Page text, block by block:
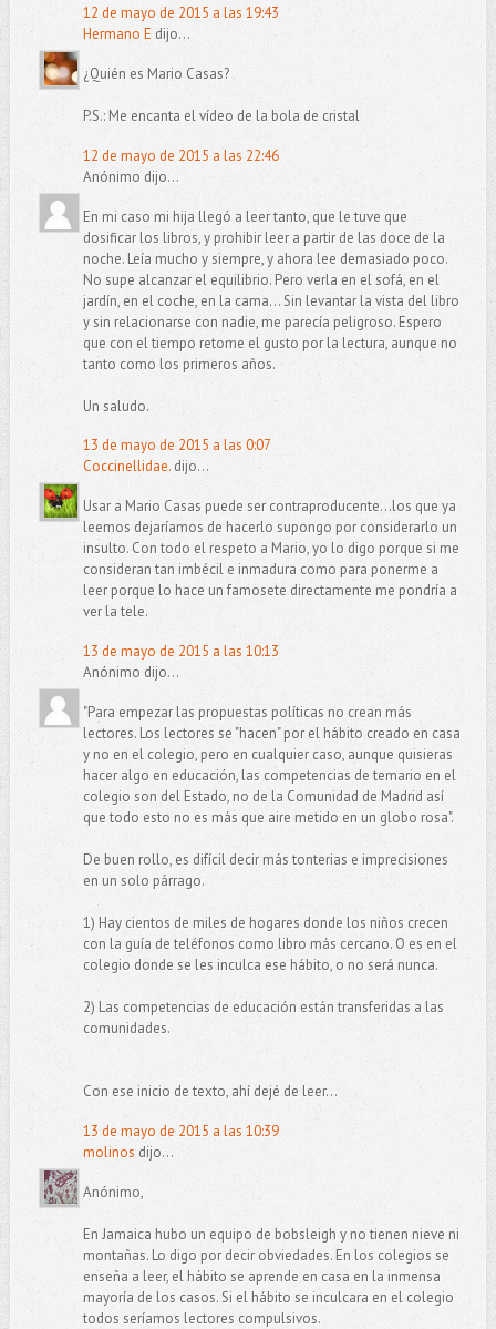
12 de mayo de 2015 a las 19:43
Hermano E dijo...
¿Quién es Mario Casas?
P.S.: Me encanta el vídeo de la bola de cristal
12 de mayo de 2015 a las 22:46
Anónimo dijo...
En mi caso mi hija llegó a leer tanto, que le tuve que
dosificar los libros, y prohibir leer a partir de las doce de la
noche. Leía mucho y siempre, y ahora lee demasiado poco.
No supe alcanzar el equilibrio. Pero verla en el sofá, en el
jardín, en el coche, en la cama... Sin levantar la vista del libro
y sin relacionarse con nadie, me parecía peligroso. Espero
que con el tiempo retome el gusto por la lectura, aunque no
tanto como los primeros años.
Un saludo.
13 de mayo de 2015 a las 0:07
Coccinellidae.dijo...
Usar a Mario Casas puede ser contraproducente...los que ya
leemos dejaríamos de hacerlo supongo por considerarlo un
insulto. Con todo el respeto a Mario, yo lo digo porque si me
consideran tan imbécil e inmadura como para ponerme a
leer porque lo hace un famosete directamente me pondría a
ver la tele.
13 de mayo de 2015 a las 10:13
Anónimo dijo...
"Para empezar las propuestas políticas no crean más
lectores. Los lectores se "hacen" por el hábito creado en casa
y no en el colegio, pero en cualquier caso, aunque quisieras
hacer algo en educación, las competencias de temario en el
colegio son del Estado, no de la Comunidad de Madrid así
que todo esto no es más que aire metido en un globo rosa".
De buen rollo, es difícil decir más tonterias e imprecisiones
en un solo párrago.
1) Hay cientos de miles de hogares donde los niños crecen
con la guía de teléfonos como libro más cercano. O es en el
colegio donde se les inculca ese hábito, o no será nunca.
2) Las competencias de educación están transferidas a las
comunidades.
Con ese inicio de texto, ahí dejé de leer...
13 de mayo de 2015 a las 10:39
molinos dijo...
Anónimo,
En Jamaica hubo un equipo de bobsleigh y no tienen nieve ni
montañas. Lo digo por decir obviedades. En los colegios se
enseña a leer, el hábito se aprende en casa en la inmensa
mayoría de los casos. Si el hábito se inculcara en el colegio
todos seríamos lectores compulsivos.